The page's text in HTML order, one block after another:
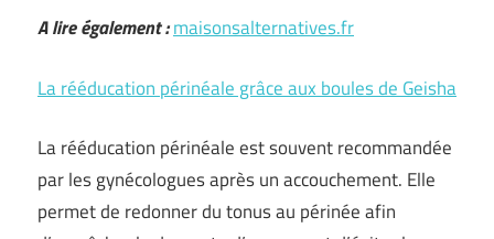
A lire également :maisonsalternatives.fr
La rééducation périnéale grâce aux boules de Geisha
La rééducation périnéale est souvent recommandée
par les gynécologues après un accouchement. Elle
permet de redonner du tonus au périnée afin